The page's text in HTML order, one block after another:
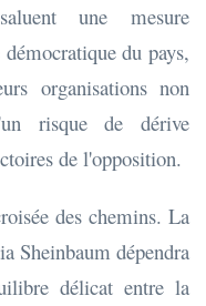
une mesure
du pays,
organisations non
risque de dérive
de l'opposition.
des chemins. La
Sheinbaum dépendra
délicat entre la